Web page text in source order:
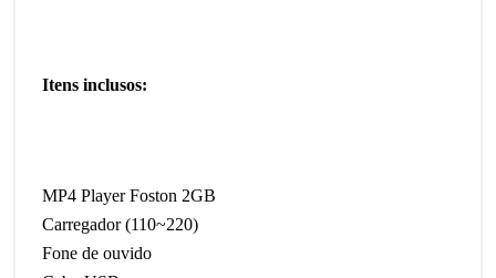
Itens inclusos:
MP4 Player Foston 2GB
Carregador (110~220)
Fone de ouvido